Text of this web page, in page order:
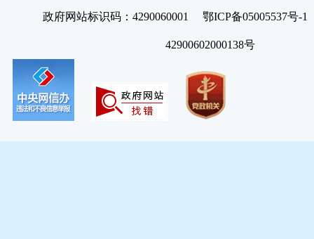
政府网站标识码：4290060001 鄂ICP备05005537号
42900602000138号